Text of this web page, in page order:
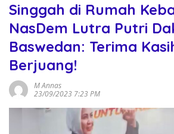
Singgah di Rumah
NasDem Lutra Putri
Baswedan: Terima
Berjuang!
M Annas
23/09/2023 7:23 PM